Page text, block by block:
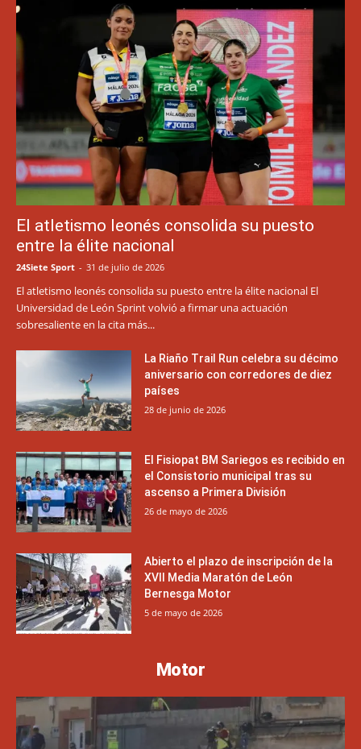
El atletismo leonés consolida su puesto
entre la élite nacional
24Siete Sport - 31 de julio de 2026
El atletismo leonés consolida su puesto entre la élite nacional El
Universidad de León Sprint volvió a firmar una actuación
sobresaliente en la cita más...
La Riaño Trail Run celebra su décimo
aniversario con corredores de diez
países
28 de junio de 2026
El Fisiopat BM Sariegos es recibido en
el Consistorio municipal tras su
ascenso a Primera División
26 de mayo de 2026
Abierto el plazo de inscripción de la
XVII Media Maratón de León
Bernesga Motor
5 de mayo de 2026
Motor